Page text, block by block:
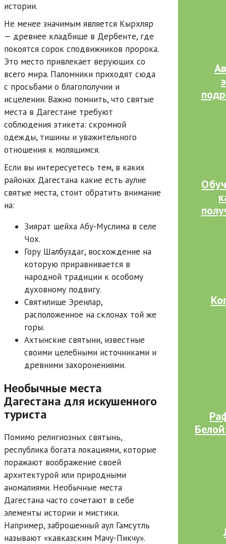
истории.
Не менее значимым является Кырхляр
— древнее кладбище в Дербенте, где
покоятся сорок сподвижников пророка.
Это место привлекает верующих со
всего мира. Паломники приходят сюда
с просьбами о благополучии и
исцелении. Важно помнить, что святые
места в Дагестане требуют
соблюдения этикета: скромной
одежды, тишины и уважительного
отношения к молящимся.
Если вы интересуетесь тем, в каких
районах Дагестана какие есть аулие
святые места, стоит обратить внимание
на:
Зиярат шейха Абу-Муслима в селе
Чох.
Гору Шалбуздаг, восхождение на
которую приравнивается в
народной традиции к особому
духовному подвигу.
Святилище Эренлар,
расположенное на склонах той же
горы.
Ахтынские святыни, известные
своими целебными источниками и
древними захоронениями.
Необычные места
Дагестана для искушенного
туриста
Помимо религиозных святынь,
республика богата локациями, которые
поражают воображение своей
архитектурой или природными
аномалиями. Необычные места
Дагестана часто сочетают в себе
элементы истории и мистики.
Например, заброшенный аул Гамсутль
называют «кавказским Мачу-Пикчу».